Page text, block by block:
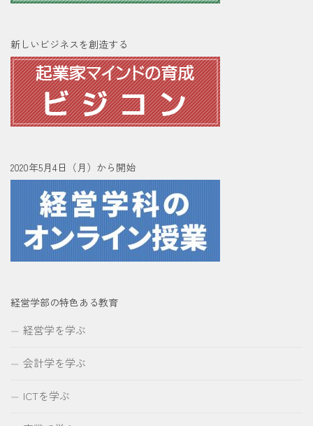
新しいビジネスを創造する
2020年5月4日（月）から開始
経営学部の特色ある教育
経営学を学ぶ
会計学を学ぶ
ICTを学ぶ